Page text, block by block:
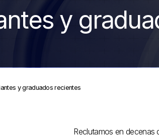
y
y graduados recientes
Reclutamos en decenas